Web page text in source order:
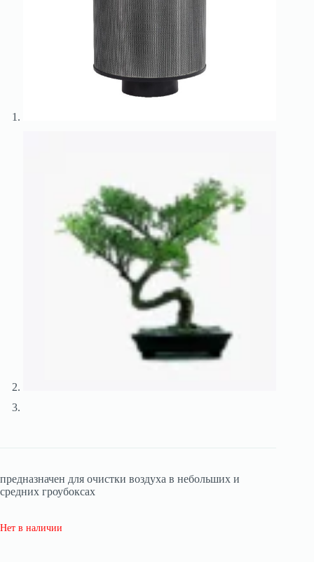
предназначен для очистки воздуха в небольших и
средних гроубоксах
Нет в наличии